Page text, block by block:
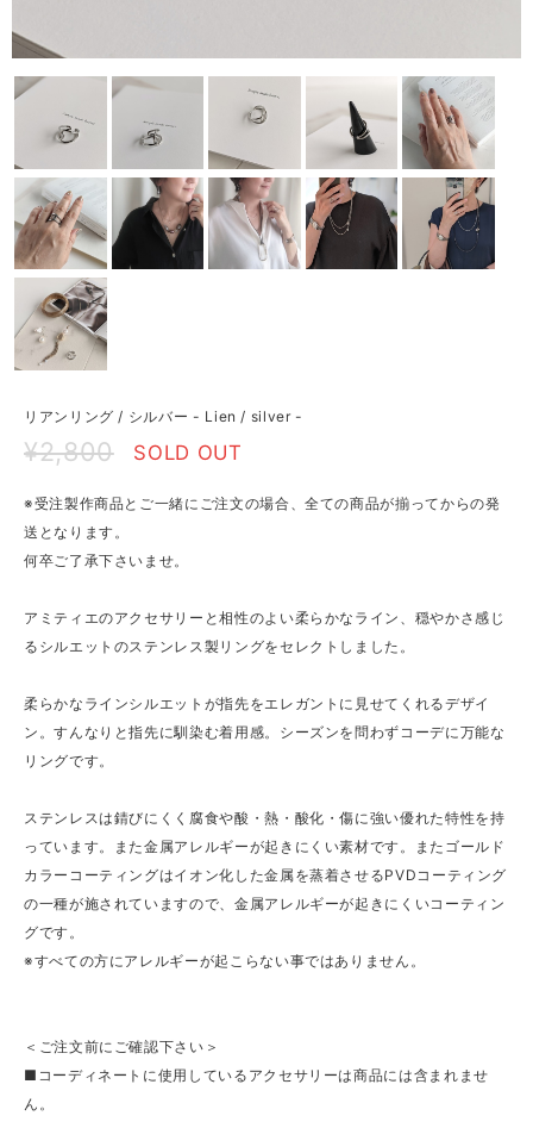
リアンリング / シルバー - Lien / silver -
¥2,800 SOLD OUT
※受注製作商品とご一緒にご注文の場合、全ての商品が揃ってからの発
送となります。
何卒ご了承下さいませ。
アミティエのアクセサリーと相性のよい柔らかなライン、穏やかさ感じ
るシルエットのステンレス製リングをセレクトしました。
柔らかなラインシルエットが指先をエレガントに見せてくれるデザイ
ン。すんなりと指先に馴染む着用感。シーズンを問わずコーデに万能な
リングです。
ステンレスは錆びにくく腐食や酸・熱・酸化・傷に強い優れた特性を持
っています。また金属アレルギーが起きにくい素材です。またゴールド
カラーコーティングはイオン化した金属を蒸着させるPVDコーティング
の一種が施されていますので、金属アレルギーが起きにくいコーティン
グです。
※すべての方にアレルギーが起こらない事ではありません。
＜ご注文前にご確認下さい＞
■コーディネートに使用しているアクセサリーは商品には含まれませ
ん。